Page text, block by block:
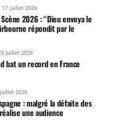
17 juillet 2026
2026 : “Dieu envoya le
répondit par le
juillet 2026
bat un record en France
2026
: malgré la défaite des
une audience